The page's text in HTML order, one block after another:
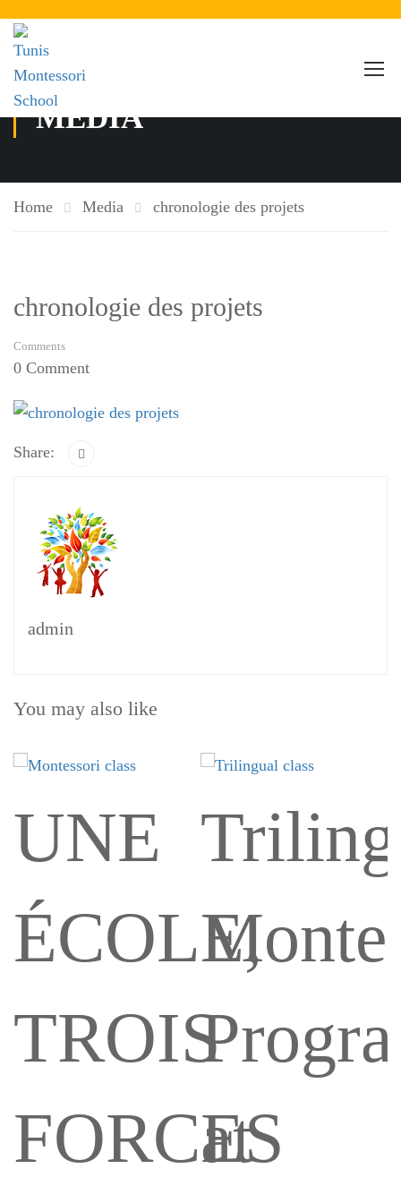
MEDIA
Home Media chronologie des projets
chronologie des projets
Comments
0 Comment
Share:
admin
You may also like
UNE
ÉCOLE,
TROIS
FORCES
at